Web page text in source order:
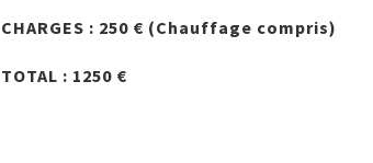
CHARGES : 250 € (Chauffage compris)
TOTAL : 1250 €